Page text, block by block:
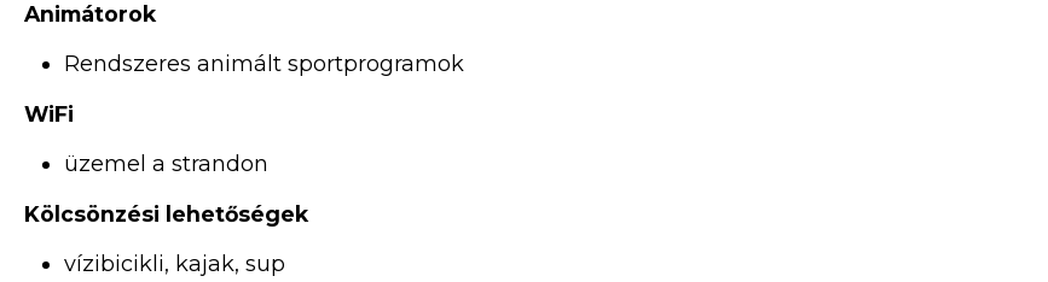
Animátorok
Rendszeres animált sportprogramok
WiFi
üzemel a strandon
Kölcsönzési lehetőségek
vízibicikli, kajak, sup